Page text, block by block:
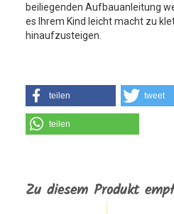
beiliegenden Aufbauanleitung
es Ihrem Kind leicht macht zu
hinaufzusteigen.
teilen tweet
teilen
Zu diesem Produkt